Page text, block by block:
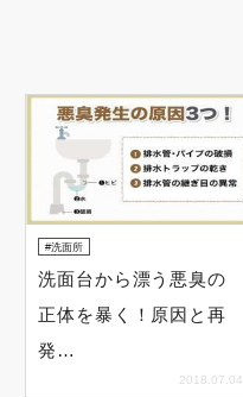
洗面所
洗面台から漂う悪臭の
正体を暴く！原因と再
発…
2018.07.04